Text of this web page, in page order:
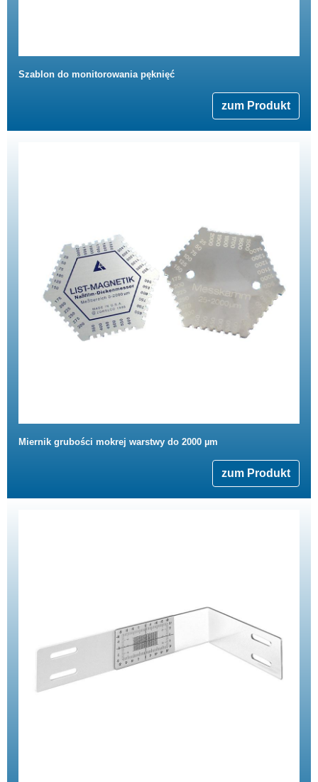
Szablon do monitorowania pęknięć
zum Produkt
Miernik grubości mokrej warstwy do 2000 µm
zum Produkt